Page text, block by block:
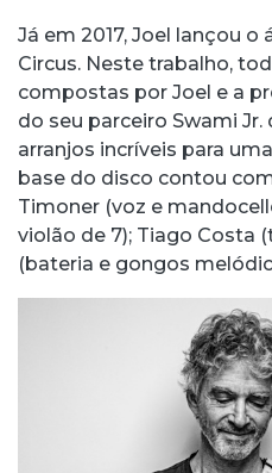
Já em 2017, Joel lançou o
Circus. Neste trabalho,
compostas por Joel e a
do seu parceiro Swami
arranjos incríveis para
base do disco contou
Timoner (voz e
violão de 7); Tiago Costa
(bateria e gongos